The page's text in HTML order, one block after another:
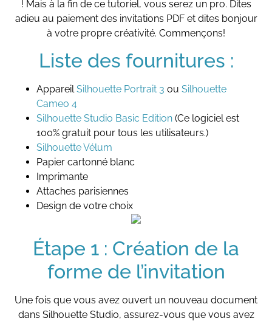
! Mais à la fin de ce tutoriel, vous serez un pro. Dites
adieu au paiement des invitations PDF et dites bonjour
à votre propre créativité. Commençons!
Liste des fournitures :
AppareilSilhouette Portrait 3 ou Silhouette
Cameo 4
Silhouette Studio Basic Edition (Ce logiciel est
100% gratuit pour tous les utilisateurs.)
Silhouette Vélum
Papier cartonné blanc
Imprimante
Attaches parisiennes
Design de votre choix
Étape 1 : Création de la
forme de l’invitation
Une fois que vous avez ouvert un nouveau document
dans Silhouette Studio, assurez-vous que vous avez